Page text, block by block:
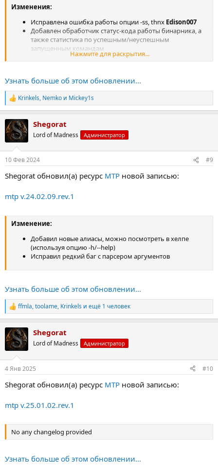
Изменения:
Исправлена ошибка работы опции -ss, thnx Edison007
Добавлен обработчик статус-кода работы бинарника, а
также статистика по успешным/неуспешным
запущенным командам
Я добавил новую опцию --expected-code <result_code>
устанавливает ожидаемый успешный статус-код ( по
умолчанию 0). Если результат запуска команды отличается от
него, тогда команда...
Нажмите для раскрытия...
Узнать больше об этом обновлении...
Р
е
к
ц
и
Krinkels, Nemko и Mickey1s
Shegorat
Lord of Madness Администратор
10 Фев 2024 #9
Shegorat обновил(а) ресурс MTP новой записью:
mtp v.24.02.09.rev.1
Изменение:
Добавил новые алиасы, можно посмотреть в хелпе
(используя опцию -h/--help)
Исправил редкий баг с парсером аргументов
Узнать больше об этом обновлении...
Р
е
к
ц
и
ffmla,toolame, Krinkels и ещё 1 человек
Shegorat
Lord of Madness Администратор
4 Янв 2025 #10
Shegorat обновил(а) ресурс MTP новой записью:
mtp v.25.01.02.rev.1
No any changelog provided
Узнать больше об этом обновлении...